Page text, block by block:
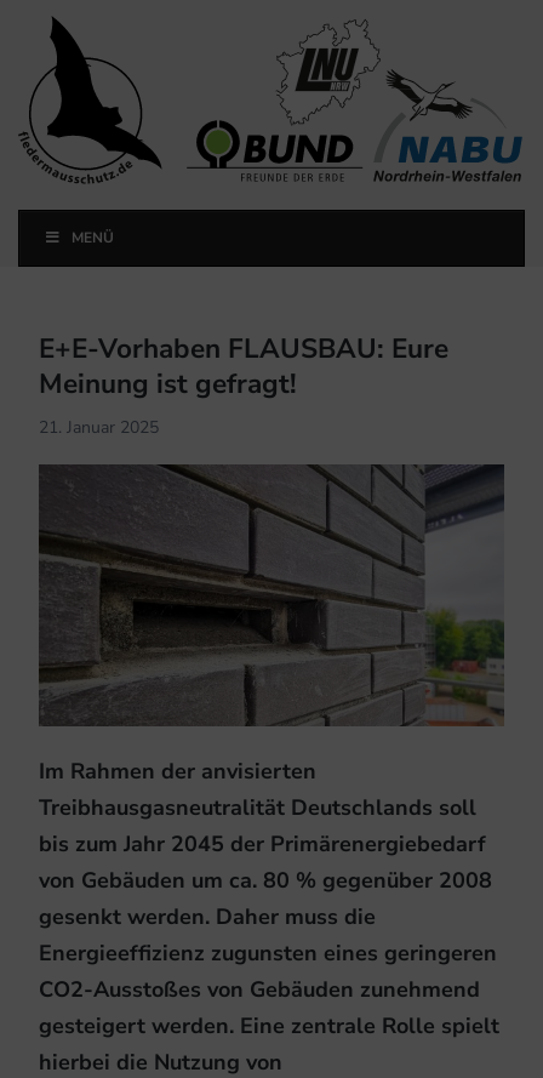
Landesfachausschuss
Fledermausschutz NRW
MENÜ
E+E-Vorhaben FLAUSBAU: Eure
Meinung ist gefragt!
21. Januar 2025
Im Rahmen der anvisierten
Treibhausgasneutralität Deutschlands soll
bis zum Jahr 2045 der Primärenergiebedarf
von Gebäuden um ca. 80 % gegenüber 2008
gesenkt werden. Daher muss die
Energieeffizienz zugunsten eines geringeren
CO2-Ausstoßes von Gebäuden zunehmend
gesteigert werden. Eine zentrale Rolle spielt
hierbei die Nutzung von